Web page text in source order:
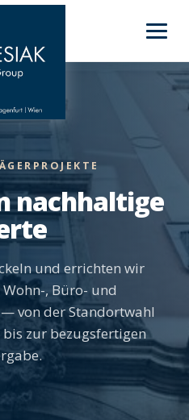
nachhaltige
und errichten wir
, Büro- und
von der Standortwahl
zur bezugsfertigen